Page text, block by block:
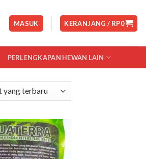
MASUK KERANJANG / RP0
PERLENGKAPAN HEWAN LAIN